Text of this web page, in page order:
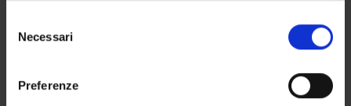
modificare o revocare il proprio consenso in qualsiasi
momento dalla Dichiarazione sui cookie o facendo clic
Necessari
Preferenze
-------
da inserire--------------------------------------------------
Program